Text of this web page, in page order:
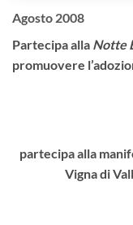
Agosto 2008
Partecipa alla Notte
promuovere
partecipa alla
Vigna di